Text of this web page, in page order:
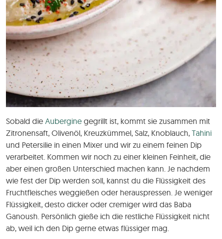
Sobald die Aubergine gegrillt ist, kommt sie zusammen mit
Zitronensaft, Olivenöl, Kreuzkümmel, Salz, Knoblauch, Tahini
und Petersilie in einen Mixer und wir zu einem feinen Dip
verarbeitet. Kommen wir noch zu einer kleinen Feinheit, die
aber einen großen Unterschied machen kann. Je nachdem
wie fest der Dip werden soll, kannst du die Flüssigkeit des
Fruchtfleisches weggießen oder herauspressen. Je weniger
Flüssigkeit, desto dicker oder cremiger wird das Baba
Ganoush. Persönlich gieße ich die restliche Flüssigkeit nicht
ab, weil ich den Dip gerne etwas flüssiger mag.